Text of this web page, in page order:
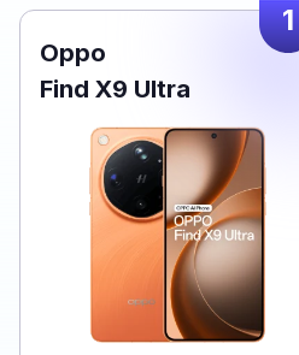
1
Oppo
Find X9 Ultra